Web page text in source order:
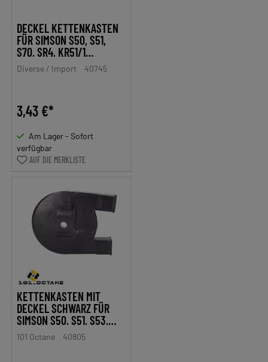
DECKEL KETTENKASTEN
FÜR SIMSON S50, S51,
S70, SR4, KR51/1
SCHWALBE, KR51/2
SCHWALBE
Diverse / Import 40745
3,43 €*
Am Lager - Sofort
verfügbar
AUF DIE MERKLISTE
KETTENKASTEN MIT
DECKEL SCHWARZ FÜR
SIMSON S50, S51, S53,
S70, S83, KR51/1, KR51/2,
SR4-1 SPATZ, SR4-2 STAR,
101 Octane 40805